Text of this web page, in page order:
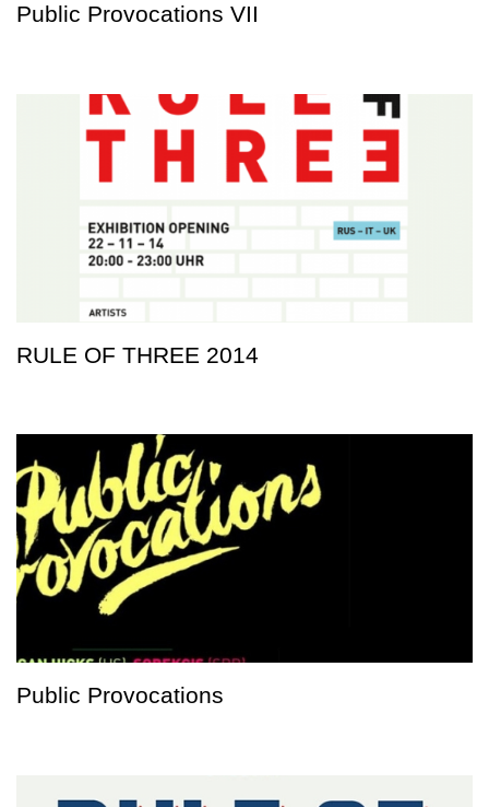
Public Provocations VII
RULE OF THREE 2014
Public Provocations